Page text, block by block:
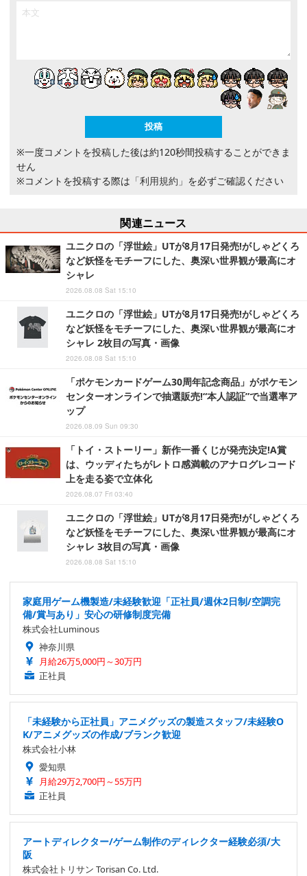
※一度コメントを投稿した後は約120秒間投稿することができま
せん
※コメントを投稿する際は 「利用規約」 を必ずご確認ください
関連ニュース
ユニクロの「浮世絵」UTが8月17日発売!がしゃどくろ
など妖怪をモチーフにした、奥深い世界観が最高にオ
シャレ
2026.08.08 Sat 15:10
ユニクロの「浮世絵」UTが8月17日発売!がしゃどくろ
など妖怪をモチーフにした、奥深い世界観が最高にオ
シャレ 2枚目の写真・画像
2026.08.08 Sat 15:10
「ポケモンカードゲーム30周年記念商品」がポケモン
センターオンラインで抽選販売!“本人認証”で当選率ア
ップ
2026.08.09 Sun 09:30
「トイ・ストーリー」新作一番くじが発売決定!A賞
は、ウッディたちがレトロ感満載のアナログレコード
上を走る姿で立体化
2026.08.07 Fri 03:40
ユニクロの「浮世絵」UTが8月17日発売!がしゃどくろ
など妖怪をモチーフにした、奥深い世界観が最高にオ
シャレ 3枚目の写真・画像
2026.08.08 Sat 15:10
家庭用ゲーム機製造/未経験歓迎「正社員/週休2日制/空調完
備/賞与あり」安心の研修制度完備
株式会社Luminous
神奈川県
月給26万5,000円～30万円
正社員
「未経験から正社員」アニメグッズの製造スタッフ/未経験O
K/アニメグッズの作成/ブランク歓迎
株式会社小林
愛知県
月給29万2,700円～55万円
正社員
アートディレクター/ゲーム制作のディレクター経験必須/大
阪
株式会社トリサン Torisan Co. Ltd.